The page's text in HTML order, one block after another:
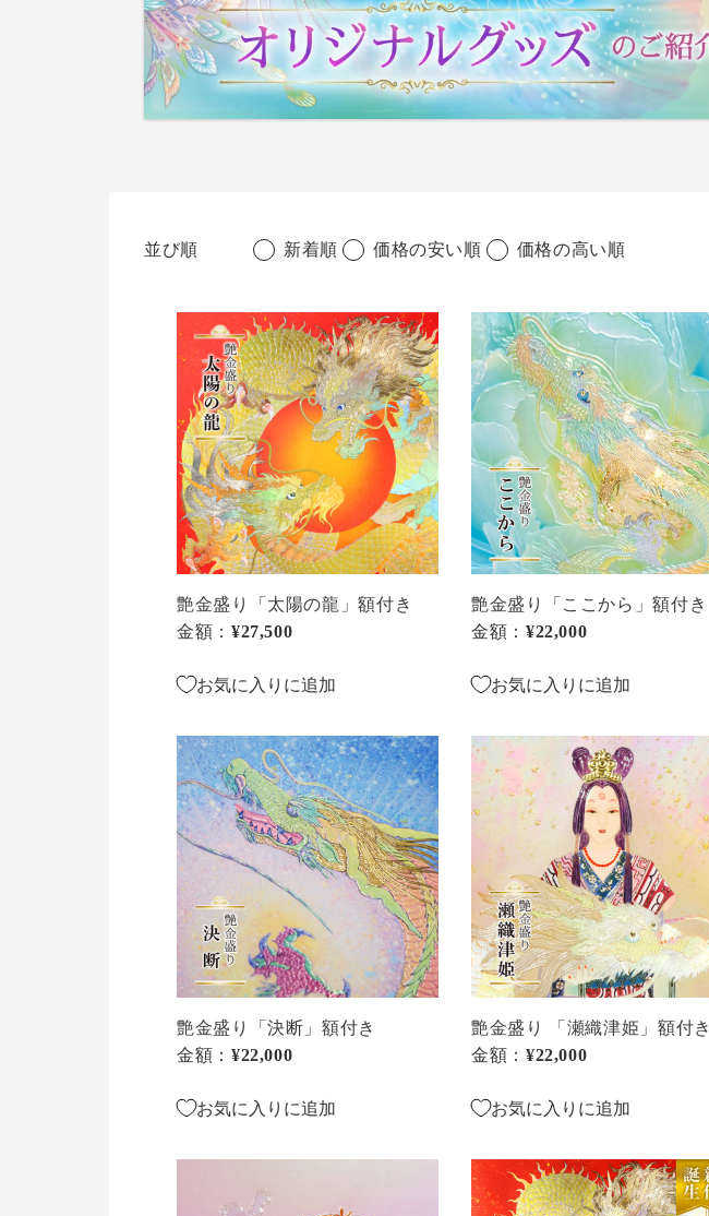
並び順 新着順 価格の安い順 価格の高い順
金
り
「太
陽
の
龍」
額
付
き
艶金盛り「太陽の龍」額付き
金額： 通常価格
¥27,500
お気に入りに追加
艶
金
盛
り
こ
ら」
額
付
き
艶金盛り「ここから」額付き
金額： 通常価格
¥22,000
お気に入りに追加
艶
金
盛
り
「決
断」
額
付
き
艶金盛り「決断」額付き
金額： 通常価格
¥22,000
お気に入りに追加
艶
金
盛
り
「瀬
織
津
姫」
額
付
き
艶金盛り 「瀬織津姫」額付き
金額： 通常価格
¥22,000
お気に入りに追加
複
製